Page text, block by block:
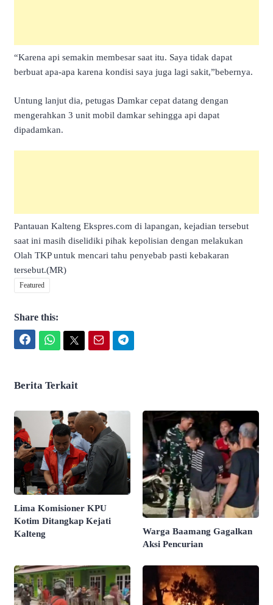
“Karena api semakin membesar saat itu. Saya tidak dapat
berbuat apa-apa karena kondisi saya juga lagi sakit,”bebernya.
Untung lanjut dia, petugas Damkar cepat datang dengan
mengerahkan 3 unit mobil damkar sehingga api dapat
dipadamkan.
Pantauan Kalteng Ekspres.com di lapangan, kejadian tersebut
saat ini masih diselidiki pihak kepolisian dengan melakukan
Olah TKP untuk mencari tahu penyebab pasti kebakaran
tersebut.(MR)
Featured
Share this:
Berita Terkait
Lima Komisioner KPU
Kotim Ditangkap Kejati
Kalteng
Warga Baamang Gagalkan
Aksi Pencurian